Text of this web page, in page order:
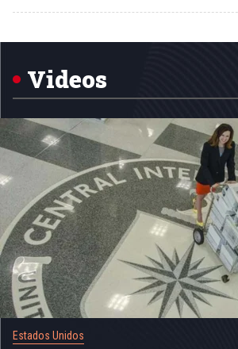
Videos
Estados Unidos